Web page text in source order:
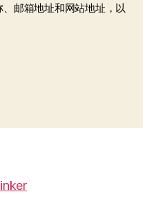
邮箱地址和网站地址，以